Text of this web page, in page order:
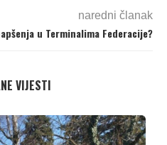
naredni članak
u Terminalima Federacije?
VIJESTI